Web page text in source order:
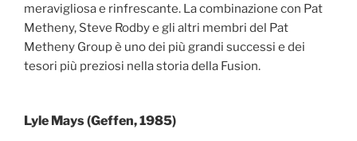
meravigliosa e rinfrescante. La combinazione con Pat
Metheny, Steve Rodby e gli altri membri del Pat
Metheny Group è uno dei più grandi successi e dei
tesori più preziosi nella storia della Fusion.
Lyle Mays (Geffen, 1985)